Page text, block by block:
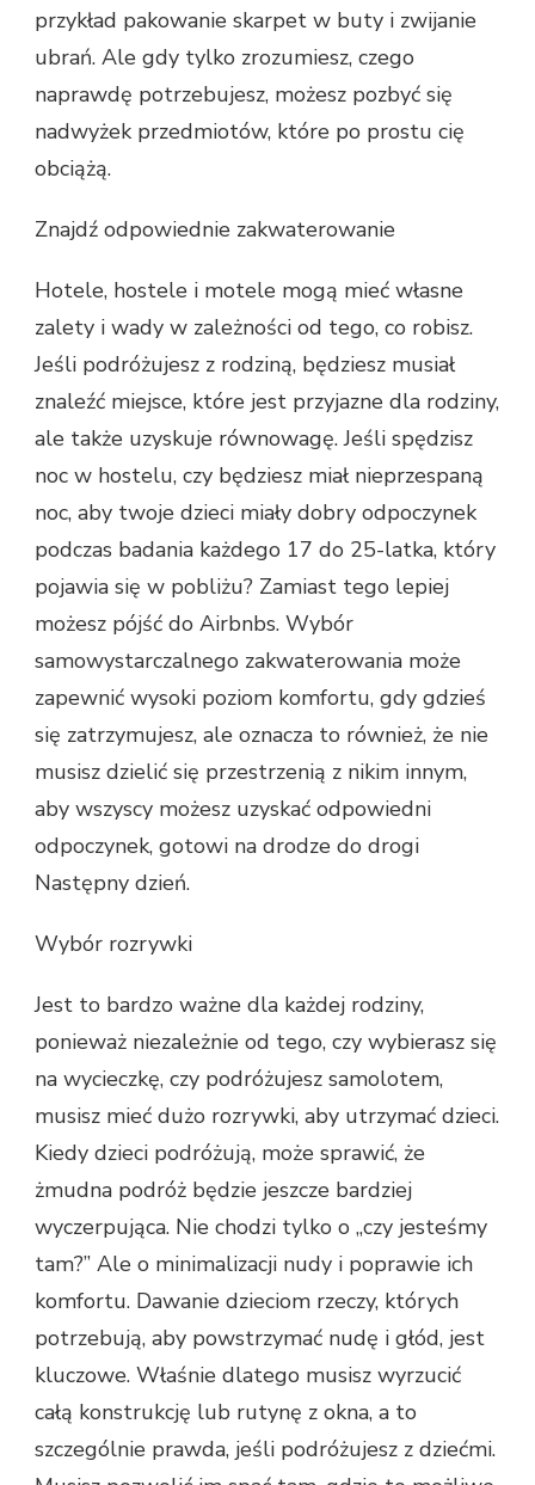
przykład pakowanie skarpet w buty i zwijanie
ubrań. Ale gdy tylko zrozumiesz, czego
naprawdę potrzebujesz, możesz pozbyć się
nadwyżek przedmiotów, które po prostu cię
obciążą.
Znajdź odpowiednie zakwaterowanie
Hotele, hostele i motele mogą mieć własne
zalety i wady w zależności od tego, co robisz.
Jeśli podróżujesz z rodziną, będziesz musiał
znaleźć miejsce, które jest przyjazne dla rodziny,
ale także uzyskuje równowagę. Jeśli spędzisz
noc w hostelu, czy będziesz miał nieprzespaną
noc, aby twoje dzieci miały dobry odpoczynek
podczas badania każdego 17 do 25-latka, który
pojawia się w pobliżu? Zamiast tego lepiej
możesz pójść do Airbnbs. Wybór
samowystarczalnego zakwaterowania może
zapewnić wysoki poziom komfortu, gdy gdzieś
się zatrzymujesz, ale oznacza to również, że nie
musisz dzielić się przestrzenią z nikim innym,
aby wszyscy możesz uzyskać odpowiedni
odpoczynek, gotowi na drodze do drogi
Następny dzień.
Wybór rozrywki
Jest to bardzo ważne dla każdej rodziny,
ponieważ niezależnie od tego, czy wybierasz się
na wycieczkę, czy podróżujesz samolotem,
musisz mieć dużo rozrywki, aby utrzymać dzieci.
Kiedy dzieci podróżują, może sprawić, że
żmudna podróż będzie jeszcze bardziej
wyczerpująca. Nie chodzi tylko o „czy jesteśmy
tam?” Ale o minimalizacji nudy i poprawie ich
komfortu. Dawanie dzieciom rzeczy, których
potrzebują, aby powstrzymać nudę i głód, jest
kluczowe. Właśnie dlatego musisz wyrzucić
całą konstrukcję lub rutynę z okna, a to
szczególnie prawda, jeśli podróżujesz z dziećmi.